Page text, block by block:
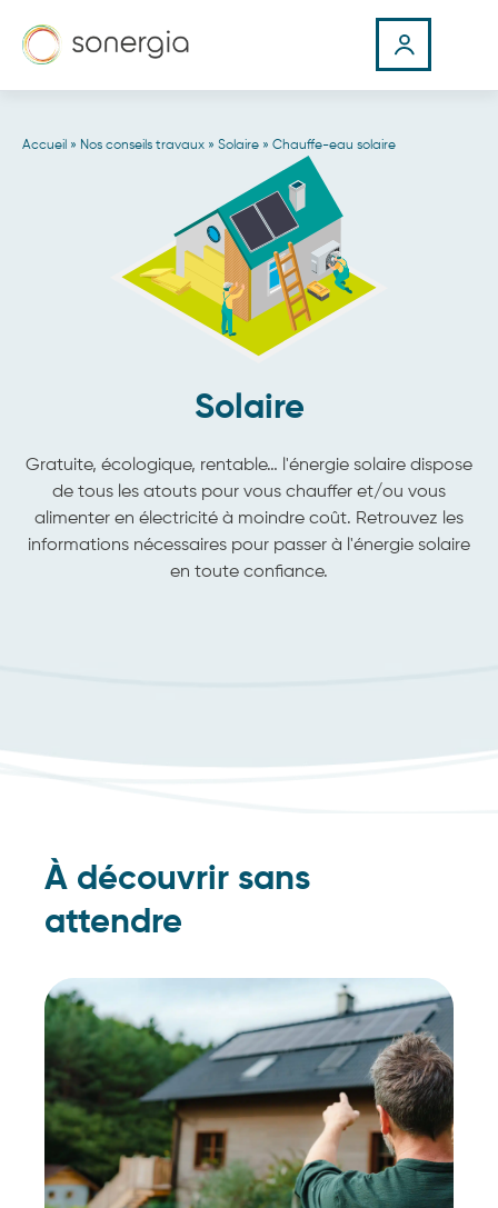
Accueil » Nos conseils travaux » Solaire » Chauffe-eau solaire
Solaire
Gratuite, écologique, rentable… l'énergie solaire dispose
de tous les atouts pour vous chauffer et/ou vous
alimenter en électricité à moindre coût. Retrouvez les
informations nécessaires pour passer à l'énergie solaire
en toute confiance.
À découvrir sans
attendre